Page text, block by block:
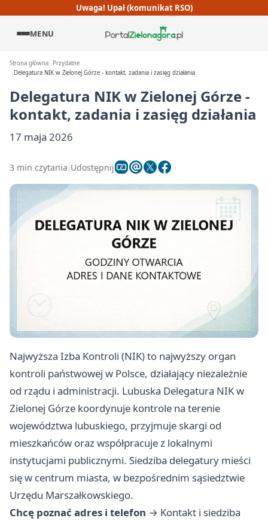
Uwaga! Upał (komunikat RSO)
MENU
Strona główna
Przydatne
Delegatura NIK w Zielonej Górze - kontakt, zadania i zasięg działania
Delegatura NIK w Zielonej Górze -
kontakt, zadania i zasięg działania
17 maja 2026
3 min czytania Udostępnij
Najwyższa Izba Kontroli (NIK) to najwyższy organ
kontroli państwowej w Polsce, działający niezależnie
od rządu i administracji. Lubuska Delegatura NIK w
Zielonej Górze koordynuje kontrole na terenie
województwa lubuskiego, przyjmuje skargi od
mieszkańców oraz współpracuje z lokalnymi
instytucjami publicznymi. Siedziba delegatury mieści
się w centrum miasta, w bezpośrednim sąsiedztwie
Urzędu Marszałkowskiego.
Chcę poznać adres i telefon → Kontakt i siedziba